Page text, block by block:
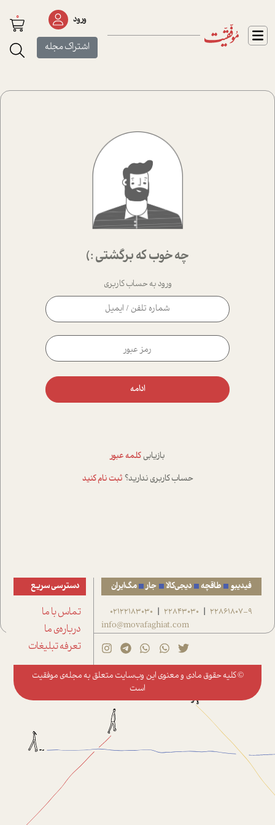
ورود
اشتراک مجله
0
چه خوب که برگشتی :)
ورود به حساب کاربری
ادامه
بازیابی کلمه عبور
حساب کاربری ندارید؟ ثبت نام کنید
فیدیبو طاقچه دیجی‌کالا جار مگ‌ایران
22861807-9
|
22843030
|
02122183030
info@movafaghiat.com
دسترسی سریع
تماس با ما
درباره‌ی ما
تعرفه تبلیغات
© کلیه حقوق مادی و معنوی این وب‌سایت متعلق به مجله‌ی موفقیت
است